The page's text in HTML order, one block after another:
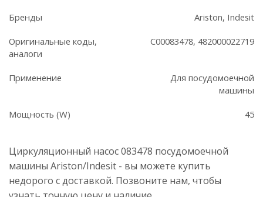
Бренды Ariston, Indesit
Оригинальные коды,
аналоги
C00083478, 482000022719
Применение
Для посудомоечной
машины
Мощность (W) 45
Циркуляционный насос 083478 посудомоечной
машины Ariston/Indesit - вы можете купить
недорого с доставкой. Позвоните нам, чтобы